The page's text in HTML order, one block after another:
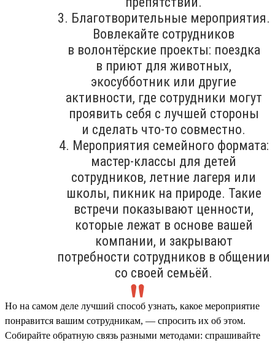
3. Благотворительные мероприятия.
Вовлекайте сотрудников
в волонтёрские проекты: поездка
в приют для животных,
экосубботник или другие
активности, где сотрудники могут
проявить себя с лучшей стороны
и сделать что-то совместно.
4. Мероприятия семейного формата:
мастер-классы для детей
сотрудников, летние лагеря или
школы, пикник на природе. Такие
встречи показывают ценности,
которые лежат в основе вашей
компании, и закрывают
потребности сотрудников в общении
со своей семьёй.
Но на самом деле лучший способ узнать, какое мероприятие
понравится вашим сотрудникам, — спросить их об этом.
Собирайте обратную связь разными методами: спрашивайте